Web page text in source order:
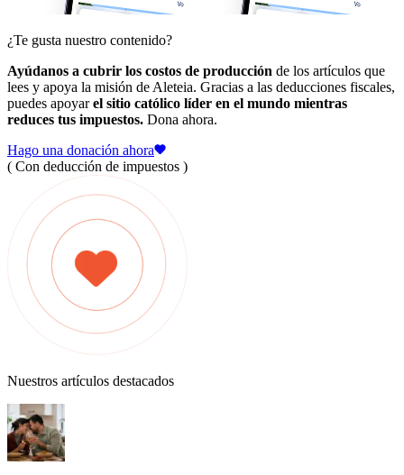
¿Te gusta nuestro contenido?
Ayúdanos a cubrir los costos de producción de los artículos que
lees y apoya la misión de Aleteia. Gracias a las deducciones fiscales,
puedes apoyarel sitio católico líder en el mundo mientras
reduces tus impuestos. Dona ahora.
Hago una donación ahora
( Con deducción de impuestos )
Nuestros artículos destacados